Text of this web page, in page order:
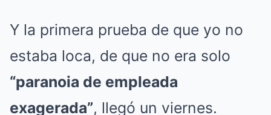
Y la primera prueba de que yo no
estaba loca, de que no era solo
“paranoia de empleada
exagerada”, llegó un viernes.